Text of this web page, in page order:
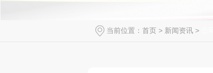
当前位置： 首页 > 新闻资讯 >